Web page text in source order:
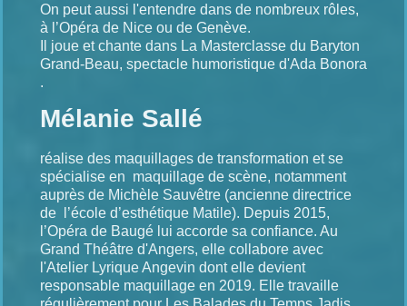
On peut aussi l'entendre dans de nombreux rôles,
à l’Opéra de Nice ou de Genève.
Il joue et chante dans La Masterclasse du Baryton
Grand-Beau, spectacle humoristique d'Ada Bonora
.
Mélanie Sallé
réalise des maquillages de transformation et se
spécialise en maquillage de scène, notamment
auprès de Michèle Sauvêtre (ancienne directrice
de l’école d’esthétique Matile). Depuis 2015,
l’Opéra de Baugé lui accorde sa confiance. Au
Grand Théâtre d'Angers, elle collabore avec
l'Atelier Lyrique Angevin dont elle devient
responsable maquillage en 2019. Elle travaille